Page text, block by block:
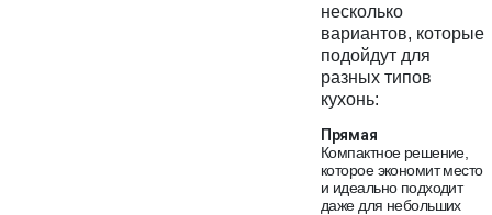
несколько
вариантов, которые
подойдут для
разных типов
кухонь:
Прямая
Компактное решение,
которое экономит место
и идеально подходит
даже для небольших